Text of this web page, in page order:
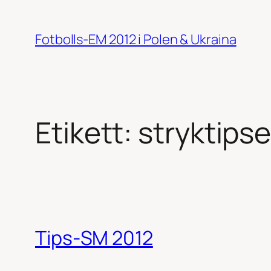
innehåll
Fotbolls-EM 2012 i Polen & Ukraina
Etikett:
Tips-SM 2012